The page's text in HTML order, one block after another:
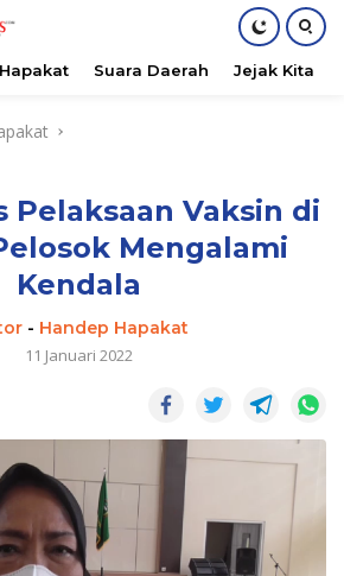
Suara Daerah Jejak Kita
Pelaksaan Vaksin di
Mengalami
Kendala
- Handep Hapakat
11 Januari 2022